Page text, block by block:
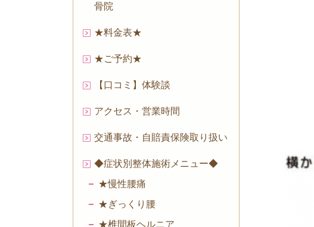
骨院
★料金表★
★ご予約★
【口コミ】体験談
アクセス・営業時間
交通事故・自賠責保険取り扱い
◆症状別整体施術メニュー◆
★慢性腰痛
★ぎっくり腰
★椎間板ヘルニア